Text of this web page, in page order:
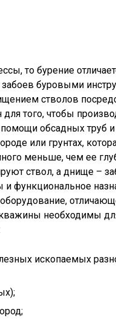
то бурение
буровыми
стволов
того, чтобы
обсадных труб
или грунтах,
меньше, чем ее
ствол, а днище –
функциональное
необходимы
ископаемых